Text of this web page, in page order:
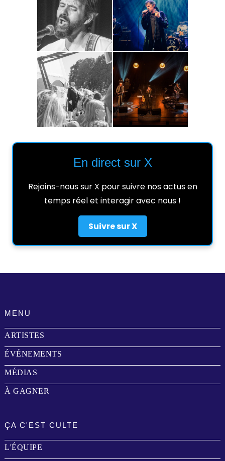
En direct sur X
Rejoins-nous sur X pour suivre nos actus en
temps réel et interagir avec nous !
Suivre sur X
MENU
ARTISTES
ÉVÉNEMENTS
MÉDIAS
À GAGNER
ÇA C'EST CULTE
L'ÉQUIPE